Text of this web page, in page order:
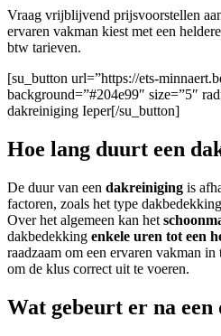
Vraag vrijblijvend prijsvoorstellen
ervaren vakman kiest met een
btw tarieven.
[su_button url=”https://ets-
background=”#204e99″ size=”5″
dakreiniging Ieper[/su_button]
Hoe lang duurt een
De duur van een dakreiniging is
factoren, zoals het type
Over het algemeen kan het
dakbedekking enkele uren tot een
raadzaam om een ervaren vakman
om de klus correct uit te voeren.
Wat gebeurt er na